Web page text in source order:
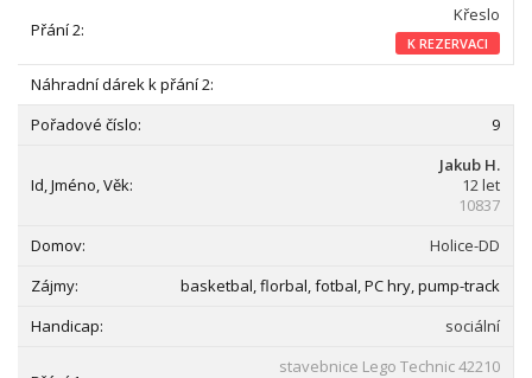
Křeslo
K REZERVACI
9
Jakub H.
12 let
10837
Holice-DD
basketbal, florbal, fotbal, PC hry, pump-track
sociální
stavebnice Lego Technic 42210